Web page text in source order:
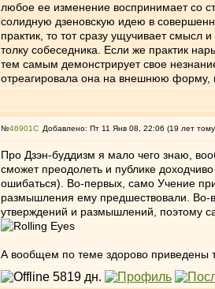
любое ее изменение воспринимает со
солидную дзеновскую идею в
практик, то тот сразу ущучивает смысл
толку собеседника. Если же практик
тем самым демонстрирует свое
отреагировала она на внешнюю форму,
№46901 Добавлено: Пт 11 Янв 08, 22:06 (19 лет
Про Дзэн-буддизм я мало чего знаю,
сможет преодолеть и публике
ошибаться). Во-первых, само Учение
размышления ему предшествовали. Во-
утверждений и размышлений, поэтому
А вообщем по теме здорово приведены